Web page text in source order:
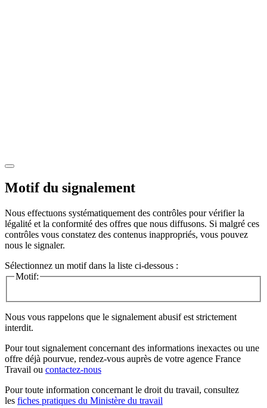
Motif du signalement
Nous effectuons systématiquement des contrôles pour vérifier la
légalité et la conformité des offres que nous diffusons. Si malgré ces
contrôles vous constatez des contenus inappropriés, vous pouvez
nous le signaler.
Sélectionnez un motif dans la liste ci-dessous :
Motif:
Nous vous rappelons que le signalement abusif est strictement
interdit.
Pour tout signalement concernant des informations inexactes ou une
offre déjà pourvue, rendez-vous auprès de votre agence France
Travail ou contactez-nous
Pour toute information concernant le droit du travail, consultez
les fiches pratiques du Ministère du travail